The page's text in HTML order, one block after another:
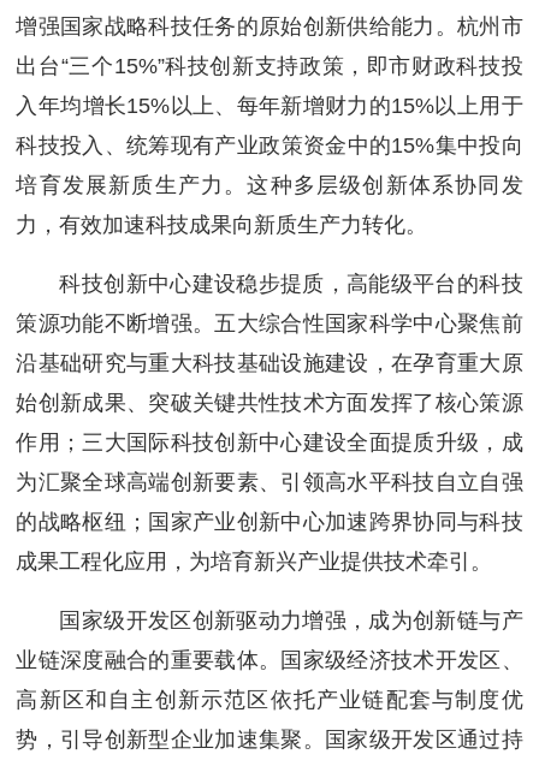
增强国家战略科技任务的原始创新供给能力。杭州市
出台“三个15%”科技创新支持政策，即市财政科技投
入年均增长15%以上、每年新增财力的15%以上用于
科技投入、统筹现有产业政策资金中的15%集中投向
培育发展新质生产力。这种多层级创新体系协同发
力，有效加速科技成果向新质生产力转化。
科技创新中心建设稳步提质，高能级平台的科技
策源功能不断增强。五大综合性国家科学中心聚焦前
沿基础研究与重大科技基础设施建设，在孕育重大原
始创新成果、突破关键共性技术方面发挥了核心策源
作用；三大国际科技创新中心建设全面提质升级，成
为汇聚全球高端创新要素、引领高水平科技自立自强
的战略枢纽；国家产业创新中心加速跨界协同与科技
成果工程化应用，为培育新兴产业提供技术牵引。
国家级开发区创新驱动力增强，成为创新链与产
业链深度融合的重要载体。国家级经济技术开发区、
高新区和自主创新示范区依托产业链配套与制度优
势，引导创新型企业加速集聚。国家级开发区通过持